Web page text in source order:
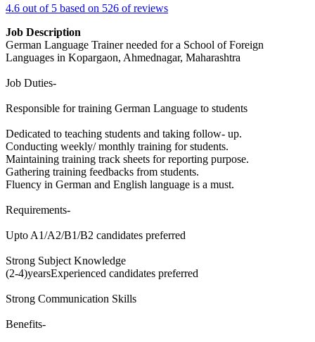
4.6 out of 5 based on 526 of reviews
Job Description
German Language Trainer needed for a School of Foreign
Languages in Kopargaon, Ahmednagar, Maharashtra
Job Duties-
Responsible for training German Language to students
Dedicated to teaching students and taking follow- up.
Conducting weekly/ monthly training for students.
Maintaining training track sheets for reporting purpose.
Gathering training feedbacks from students.
Fluency in German and English language is a must.
Requirements-
Upto A1/A2/B1/B2 candidates preferred
Strong Subject Knowledge
(2-4)yearsExperienced candidates preferred
Strong Communication Skills
Benefits-